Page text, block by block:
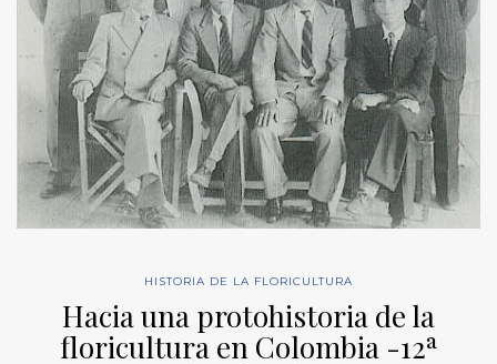
HISTORIA DE LA FLORICULTURA
Hacia una protohistoria de la
floricultura en Colombia -12ª